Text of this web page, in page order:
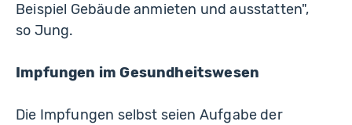
Beispiel Gebäude anmieten und ausstatten",
so Jung.
Impfungen im Gesundheitswesen
Die Impfungen selbst seien Aufgabe der